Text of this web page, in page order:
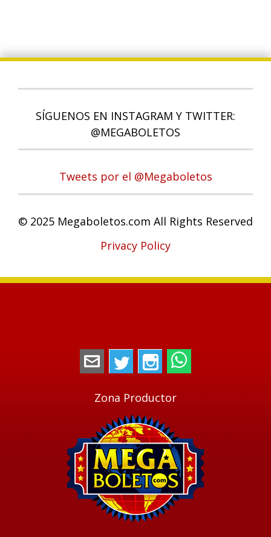
SÍGUENOS EN INSTAGRAM Y TWITTER:
@MEGABOLETOS
Tweets por el @Megaboletos
© 2025 Megaboletos.com All Rights Reserved
Privacy Policy
megaboletos@gmail.com
TwitterInstagram
Zona Productor